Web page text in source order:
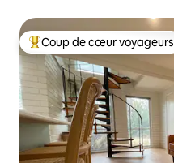
Coups de cœur voyageurs
Coup de cœur voyageurs